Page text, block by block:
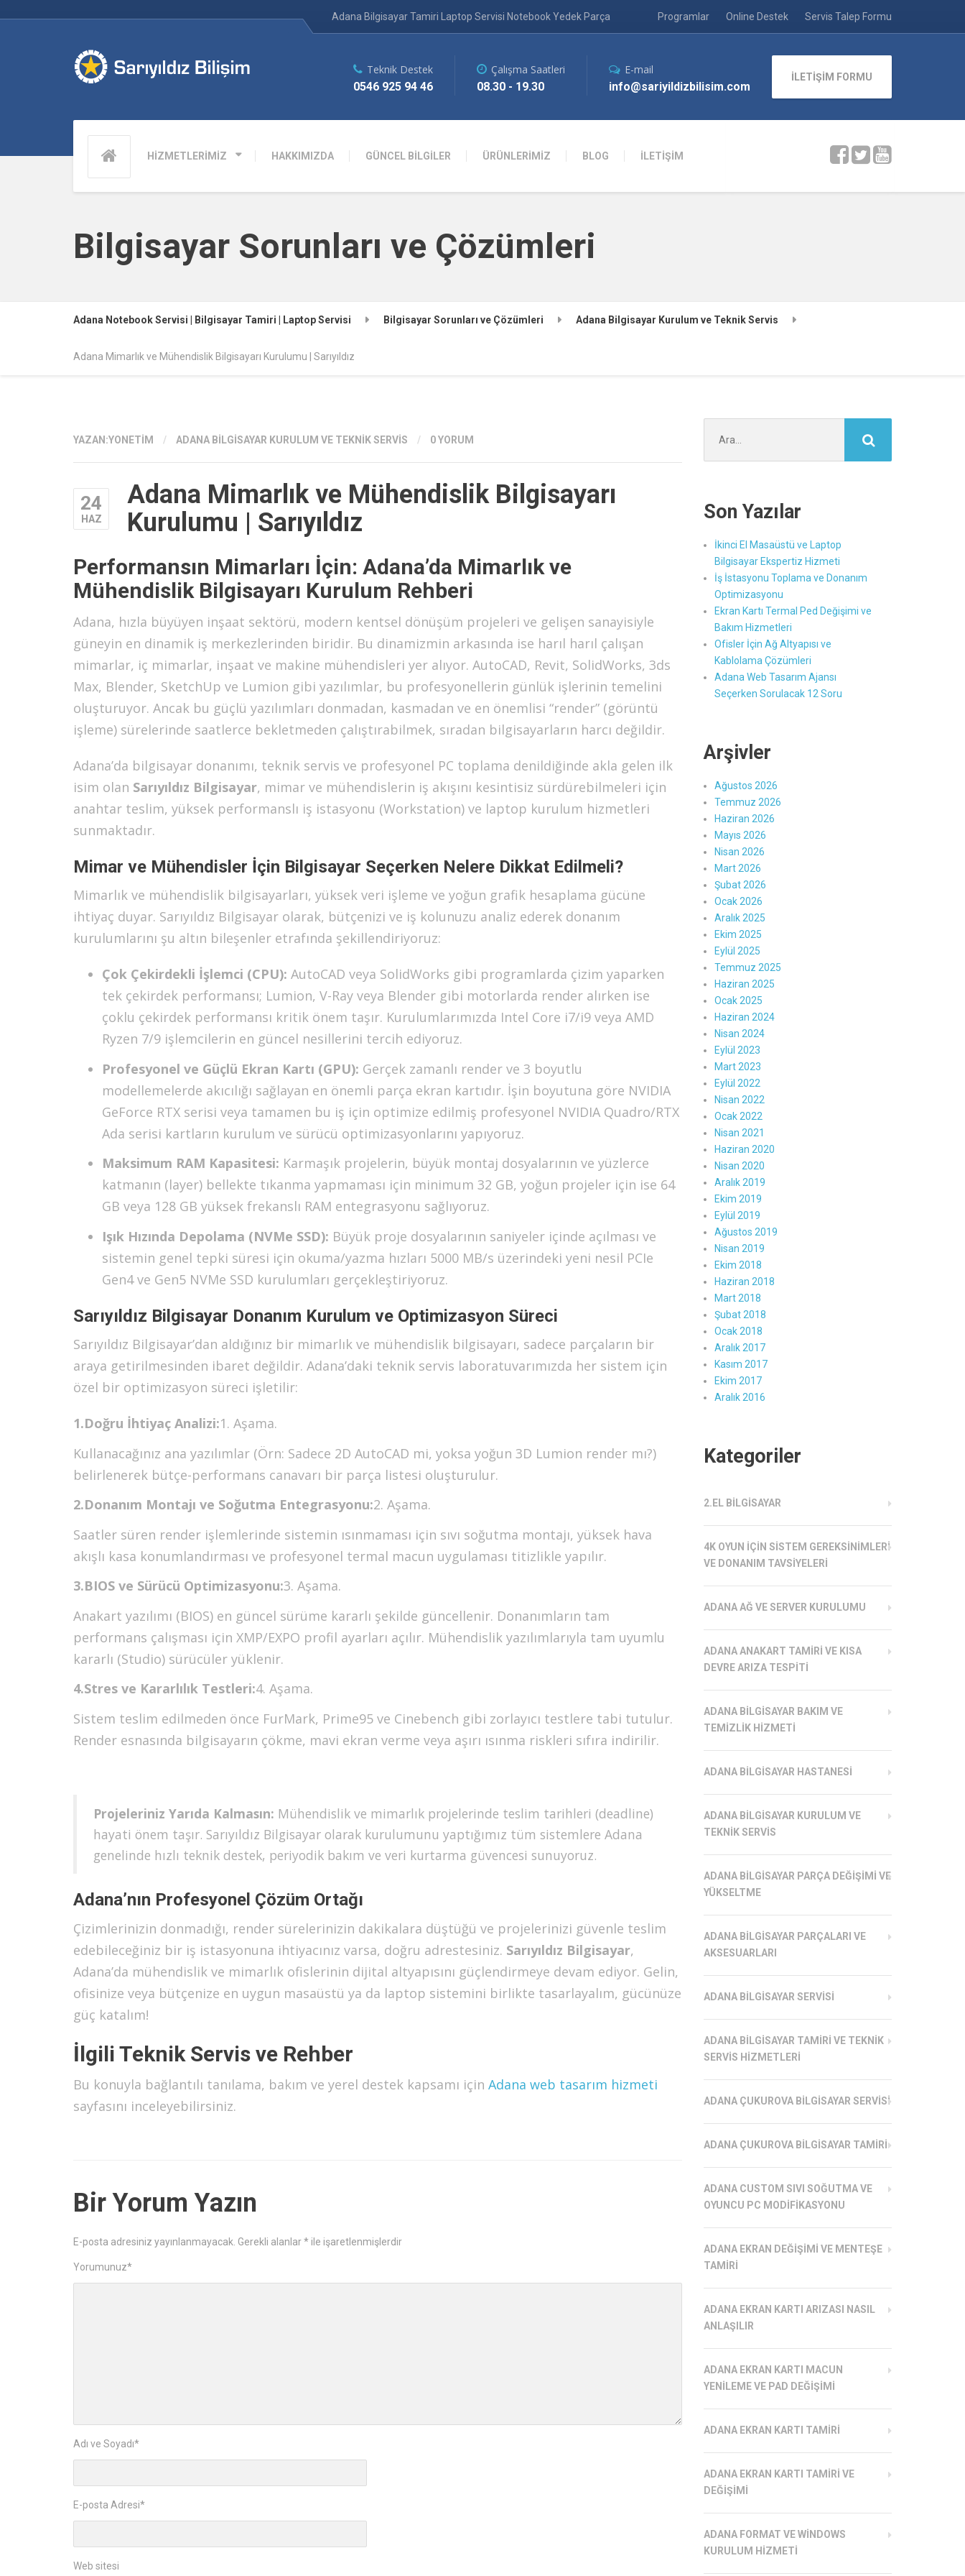
Adana Bilgisayar Tamiri Laptop Servisi Notebook Yedek Parça Programlar Online Destek Servis Talep Formu
HİZMETLERİMİZ HAKKIMIZDA GÜNCEL BİLGİLER ÜRÜNLERİMİZ BLOG İLETİŞİM
Teknik Destek
0546 925 94 46
Çalışma Saatleri
08.30 - 19.30
E-mail
info@sariyildizbilisim.com
İLETİŞİM FORMU
Bilgisayar Sorunları ve Çözümleri
Adana Notebook Servisi | Bilgisayar Tamiri | Laptop Servisi Bilgisayar Sorunları ve Çözümleri Adana Bilgisayar Kurulum ve Teknik Servis
Adana Mimarlık ve Mühendislik Bilgisayarı Kurulumu | Sarıyıldız
YAZAN:YONETIM / ADANA BILGISAYAR KURULUM VE TEKNIK SERVIS / 0 YORUM
24
HAZ
Adana Mimarlık ve Mühendislik Bilgisayarı
Kurulumu | Sarıyıldız
Performansın Mimarları İçin: Adana’da Mimarlık ve
Mühendislik Bilgisayarı Kurulum Rehberi
Adana, hızla büyüyen inşaat sektörü, modern kentsel dönüşüm projeleri ve gelişen sanayisiyle
güneyin en dinamik iş merkezlerinden biridir. Bu dinamizmin arkasında ise harıl harıl çalışan
mimarlar, iç mimarlar, inşaat ve makine mühendisleri yer alıyor. AutoCAD, Revit, SolidWorks, 3ds
Max, Blender, SketchUp ve Lumion gibi yazılımlar, bu profesyonellerin günlük işlerinin temelini
oluşturuyor. Ancak bu güçlü yazılımları donmadan, kasmadan ve en önemlisi “render” (görüntü
işleme) sürelerinde saatlerce bekletmeden çalıştırabilmek, sıradan bilgisayarların harcı değildir.
Adana’da bilgisayar donanımı, teknik servis ve profesyonel PC toplama denildiğinde akla gelen ilk
isim olan Sarıyıldız Bilgisayar, mimar ve mühendislerin iş akışını kesintisiz sürdürebilmeleri için
anahtar teslim, yüksek performanslı iş istasyonu (Workstation) ve laptop kurulum hizmetleri
sunmaktadır.
Mimar ve Mühendisler İçin Bilgisayar Seçerken Nelere Dikkat Edilmeli?
Mimarlık ve mühendislik bilgisayarları, yüksek veri işleme ve yoğun grafik hesaplama gücüne
ihtiyaç duyar. Sarıyıldız Bilgisayar olarak, bütçenizi ve iş kolunuzu analiz ederek donanım
kurulumlarını şu altın bileşenler etrafında şekillendiriyoruz:
Çok Çekirdekli İşlemci (CPU): AutoCAD veya SolidWorks gibi programlarda çizim yaparken
tek çekirdek performansı; Lumion, V-Ray veya Blender gibi motorlarda render alırken ise
çoklu çekirdek performansı kritik önem taşır. Kurulumlarımızda Intel Core i7/i9 veya AMD
Ryzen 7/9 işlemcilerin en güncel nesillerini tercih ediyoruz.
Profesyonel ve Güçlü Ekran Kartı (GPU): Gerçek zamanlı render ve 3 boyutlu
modellemelerde akıcılığı sağlayan en önemli parça ekran kartıdır. İşin boyutuna göre NVIDIA
GeForce RTX serisi veya tamamen bu iş için optimize edilmiş profesyonel NVIDIA Quadro/RTX
Ada serisi kartların kurulum ve sürücü optimizasyonlarını yapıyoruz.
Maksimum RAM Kapasitesi: Karmaşık projelerin, büyük montaj dosyalarının ve yüzlerce
katmanın (layer) bellekte tıkanma yapmaması için minimum 32 GB, yoğun projeler için ise 64
GB veya 128 GB yüksek frekanslı RAM entegrasyonu sağlıyoruz.
Işık Hızında Depolama (NVMe SSD): Büyük proje dosyalarının saniyeler içinde açılması ve
sistemin genel tepki süresi için okuma/yazma hızları 5000 MB/s üzerindeki yeni nesil PCIe
Gen4 ve Gen5 NVMe SSD kurulumları gerçekleştiriyoruz.
Sarıyıldız Bilgisayar Donanım Kurulum ve Optimizasyon Süreci
Sarıyıldız Bilgisayar’dan aldığınız bir mimarlık ve mühendislik bilgisayarı, sadece parçaların bir
araya getirilmesinden ibaret değildir. Adana’daki teknik servis laboratuvarımızda her sistem için
özel bir optimizasyon süreci işletilir:
1.Doğru İhtiyaç Analizi:1. Aşama.
Kullanacağınız ana yazılımlar (Örn: Sadece 2D AutoCAD mi, yoksa yoğun 3D Lumion render mı?)
belirlenerek bütçe-performans canavarı bir parça listesi oluşturulur.
2.Donanım Montajı ve Soğutma Entegrasyonu:2. Aşama.
Saatler süren render işlemlerinde sistemin ısınmaması için sıvı soğutma montajı, yüksek hava
akışlı kasa konumlandırması ve profesyonel termal macun uygulaması titizlikle yapılır.
3.BIOS ve Sürücü Optimizasyonu:3. Aşama.
Anakart yazılımı (BIOS) en güncel sürüme kararlı şekilde güncellenir. Donanımların tam
performans çalışması için XMP/EXPO profil ayarları açılır. Mühendislik yazılımlarıyla tam uyumlu
kararlı (Studio) sürücüler yüklenir.
4.Stres ve Kararlılık Testleri:4. Aşama.
Sistem teslim edilmeden önce FurMark, Prime95 ve Cinebench gibi zorlayıcı testlere tabi tutulur.
Render esnasında bilgisayarın çökme, mavi ekran verme veya aşırı ısınma riskleri sıfıra indirilir.
Projeleriniz Yarıda Kalmasın: Mühendislik ve mimarlık projelerinde teslim tarihleri (deadline)
hayati önem taşır. Sarıyıldız Bilgisayar olarak kurulumunu yaptığımız tüm sistemlere Adana
genelinde hızlı teknik destek, periyodik bakım ve veri kurtarma güvencesi sunuyoruz.
Adana’nın Profesyonel Çözüm Ortağı
Çizimlerinizin donmadığı, render sürelerinizin dakikalara düştüğü ve projelerinizi güvenle teslim
edebileceğiniz bir iş istasyonuna ihtiyacınız varsa, doğru adrestesiniz. Sarıyıldız Bilgisayar,
Adana’da mühendislik ve mimarlık ofislerinin dijital altyapısını güçlendirmeye devam ediyor. Gelin,
ofisinize veya bütçenize en uygun masaüstü ya da laptop sistemini birlikte tasarlayalım, gücünüze
güç katalım!
İlgili Teknik Servis ve Rehber
Bu konuyla bağlantılı tanılama, bakım ve yerel destek kapsamı için Adana web tasarım hizmeti
sayfasını inceleyebilirsiniz.
Bir Yorum Yazın
E-posta adresiniz yayınlanmayacak. Gerekli alanlar* ile işaretlenmişlerdir
Yorumunuz*
Adı ve Soyadı*
E-posta Adresi*
Web sitesi
ara:
Son Yazılar
İkinci El Masaüstü ve Laptop
Bilgisayar Ekspertiz Hizmeti
İş İstasyonu Toplama ve Donanım
Optimizasyonu
Ekran Kartı Termal Ped Değişimi ve
Bakım Hizmetleri
Ofisler İçin Ağ Altyapısı ve
Kablolama Çözümleri
Adana Web Tasarım Ajansı
Seçerken Sorulacak 12 Soru
Arşivler
Ağustos 2026
Temmuz 2026
Haziran 2026
Mayıs 2026
Nisan 2026
Mart 2026
Şubat 2026
Ocak 2026
Aralık 2025
Ekim 2025
Eylül 2025
Temmuz 2025
Haziran 2025
Ocak 2025
Haziran 2024
Nisan 2024
Eylül 2023
Mart 2023
Eylül 2022
Nisan 2022
Ocak 2022
Nisan 2021
Haziran 2020
Nisan 2020
Aralık 2019
Ekim 2019
Eylül 2019
Ağustos 2019
Nisan 2019
Ekim 2018
Haziran 2018
Mart 2018
Şubat 2018
Ocak 2018
Aralık 2017
Kasım 2017
Ekim 2017
Aralık 2016
Kategoriler
2.EL BILGISAYAR
4K OYUN İÇIN SISTEM GEREKSINIMLERI
VE DONANIM TAVSIYELERI
ADANA AĞ VE SERVER KURULUMU
ADANA ANAKART TAMIRI VE KISA
DEVRE ARIZA TESPITI
ADANA BILGISAYAR BAKIM VE
TEMIZLIK HIZMETI
ADANA BILGISAYAR HASTANESI
ADANA BILGISAYAR KURULUM VE
TEKNIK SERVIS
ADANA BILGISAYAR PARÇA DEĞIŞIMI VE
YÜKSELTME
ADANA BILGISAYAR PARÇALARI VE
AKSESUARLARI
ADANA BILGISAYAR SERVISI
ADANA BILGISAYAR TAMIRI VE TEKNIK
SERVIS HIZMETLERI
ADANA ÇUKUROVA BILGISAYAR SERVISI
ADANA ÇUKUROVA BILGISAYAR TAMIRI
ADANA CUSTOM SIVI SOĞUTMA VE
OYUNCU PC MODIFIKASYONU
ADANA EKRAN DEĞIŞIMI VE MENTEŞE
TAMIRI
ADANA EKRAN KARTI ARIZASI NASIL
ANLAŞILIR
ADANA EKRAN KARTI MACUN
YENILEME VE PAD DEĞIŞIMI
ADANA EKRAN KARTI TAMIRI
ADANA EKRAN KARTI TAMIRI VE
DEĞIŞIMI
ADANA FORMAT VE WINDOWS
KURULUM HIZMETI